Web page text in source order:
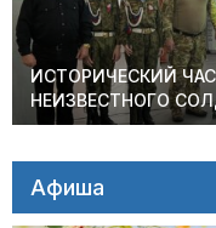
ИСТОРИЧЕСКИЙ
НЕИЗВЕСТНОГО
Афиша